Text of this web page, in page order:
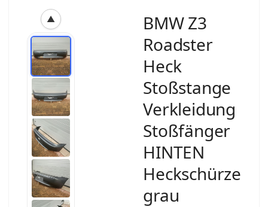
▲
BMW Z3
Roadster
Heck
Stoßstange
Verkleidung
Stoßfänger
HINTEN
Heckschürze
grau